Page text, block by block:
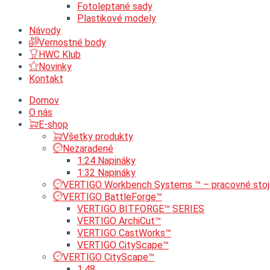
Fotoleptané sady
Plastikové modely
Návody
Vernostné body
HWC Klub
Novinky
Kontakt
Domov
O nás
E-shop
Všetky produkty
Nezaradené
1:24 Napináky
1:32 Napináky
VERTIGO Workbench Systems ™ – pracovné
VERTIGO BattleForge™
VERTIGO BITFORGE™ SERIES
VERTIGO ArchiCut™
VERTIGO CastWorks™
VERTIGO CityScape™
VERTIGO CityScape™